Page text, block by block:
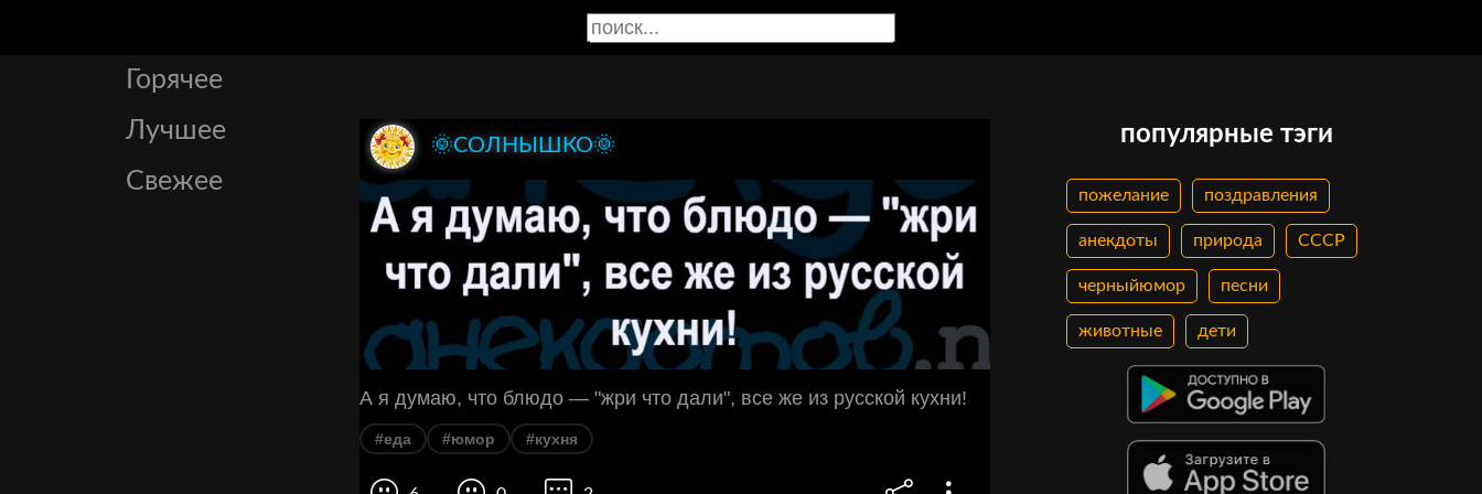
Горячее
Лучшее
Свежее
🌞СОЛНЫШКО🌞
А я думаю, что блюдо — "жри что дали", все же из русской кухни!
#еда #юмор #кухня
популярные тэги
пожелание поздравления
анекдоты природа СССР
черныйюмор песни
животные дети